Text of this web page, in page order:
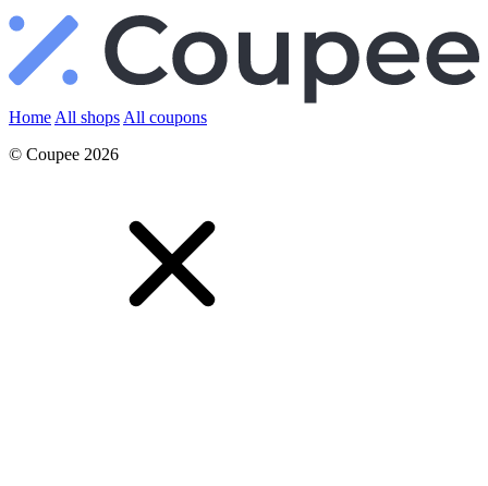
Home All shops All coupons
© Coupee 2026